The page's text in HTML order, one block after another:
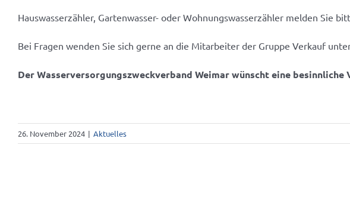
Hauswasserzähler, Gartenwasser- oder Wohnungswasserzähler melden Sie
Bei Fragen wenden Sie sich gerne an die Mitarbeiter der Gruppe Verkauf
Der Wasserversorgungszweckverband Weimarwünscht eine besinnliche
26. November 2024 | Aktuelles